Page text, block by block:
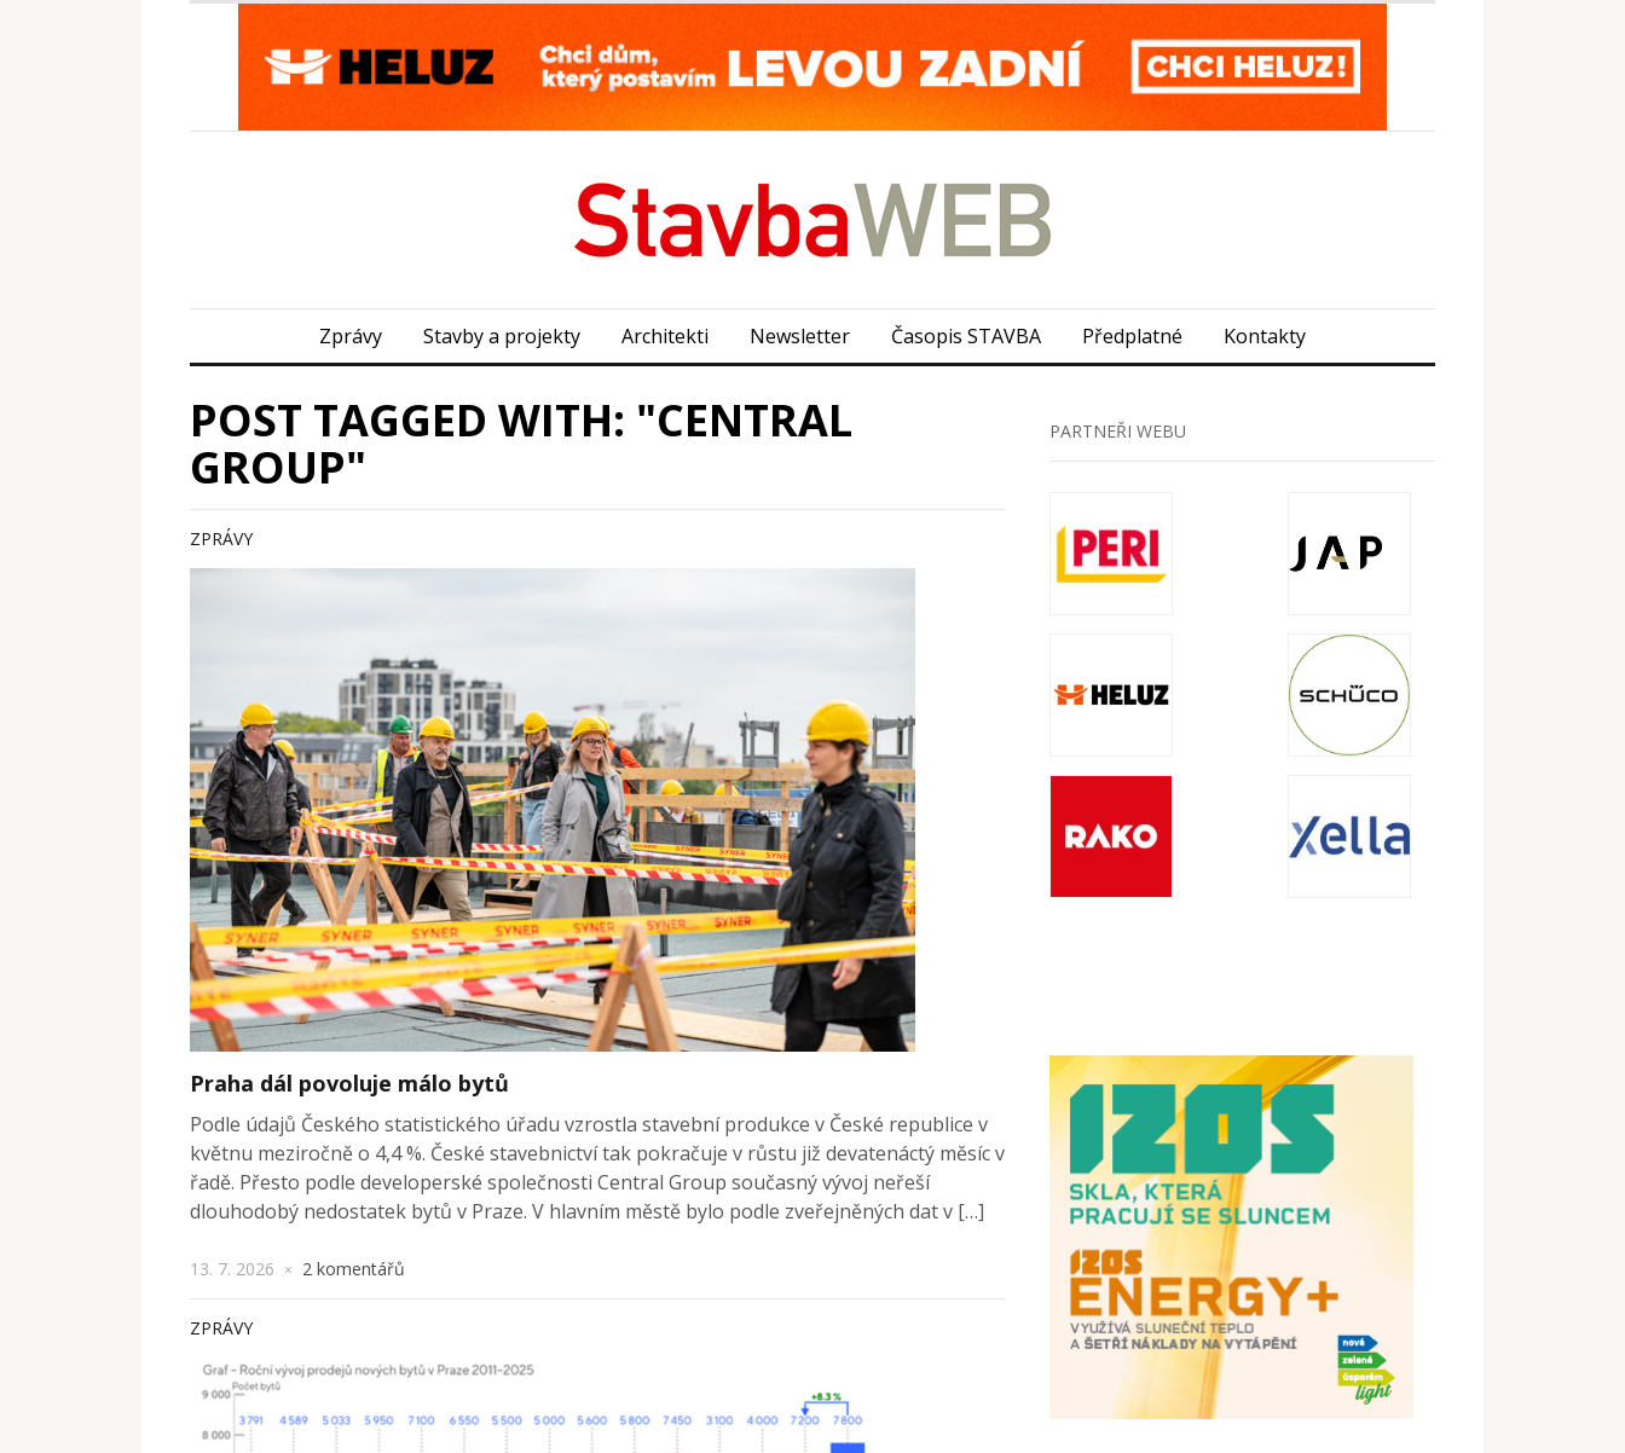
Zprávy Stavby a projekty Architekti Newsletter Časopis STAVBA Předplatné Kontakty
POST TAGGED WITH: "CENTRAL
GROUP"
ZPRÁVY
Praha dál povoluje málo bytů
Podle údajů Českého statistického úřadu vzrostla stavební produkce v České republice v
květnu meziročně o 4,4 %. České stavebnictví tak pokračuje v růstu již devatenáctý měsíc v
řadě. Přesto podle developerské společnosti Central Group současný vývoj neřeší
dlouhodobý nedostatek bytů v Praze. V hlavním městě bylo podle zveřejněných dat v […]
13. 7. 2026 × 2 komentářů
ZPRÁVY
PARTNEŘI WEBU